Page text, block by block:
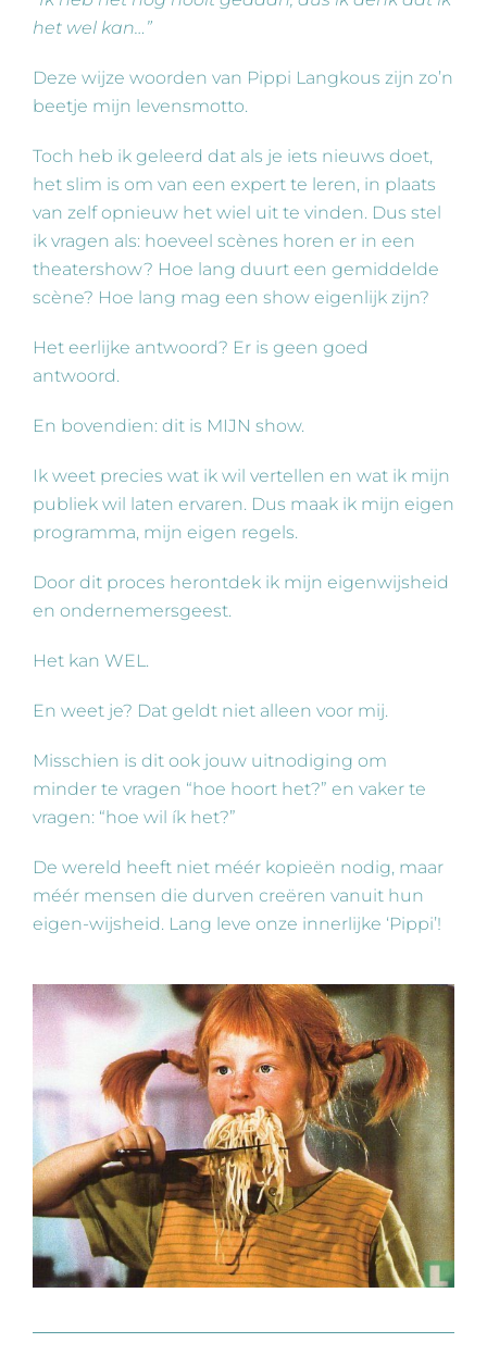
het wel kan…”
Deze wijze woorden van Pippi Langkous zijn zo’n
beetje mijn levensmotto.
Toch heb ik geleerd dat als je iets nieuws doet,
het slim is om van een expert te leren, in plaats
van zelf opnieuw het wiel uit te vinden. Dus stel
ik vragen als: hoeveel scènes horen er in een
theatershow? Hoe lang duurt een gemiddelde
scène? Hoe lang mag een show eigenlijk zijn?
Het eerlijke antwoord? Er is geen goed
antwoord.
En bovendien: dit is MIJN show.
Ik weet precies wat ik wil vertellen en wat ik mijn
publiek wil laten ervaren. Dus maak ik mijn eigen
programma, mijn eigen regels.
Door dit proces herontdek ik mijn eigenwijsheid
en ondernemersgeest.
Het kan WEL.
En weet je? Dat geldt niet alleen voor mij.
Misschien is dit ook jouw uitnodiging om
minder te vragen “hoe hoort het?” en vaker te
vragen: “hoe wil ík het?”
De wereld heeft niet méér kopieën nodig, maar
méér mensen die durven creëren vanuit hun
eigen-wijsheid. Lang leve onze innerlijke ‘Pippi’!